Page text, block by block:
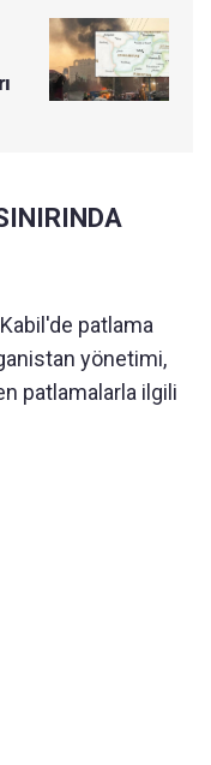
patlama
yönetimi,
patlamalarla ilgili